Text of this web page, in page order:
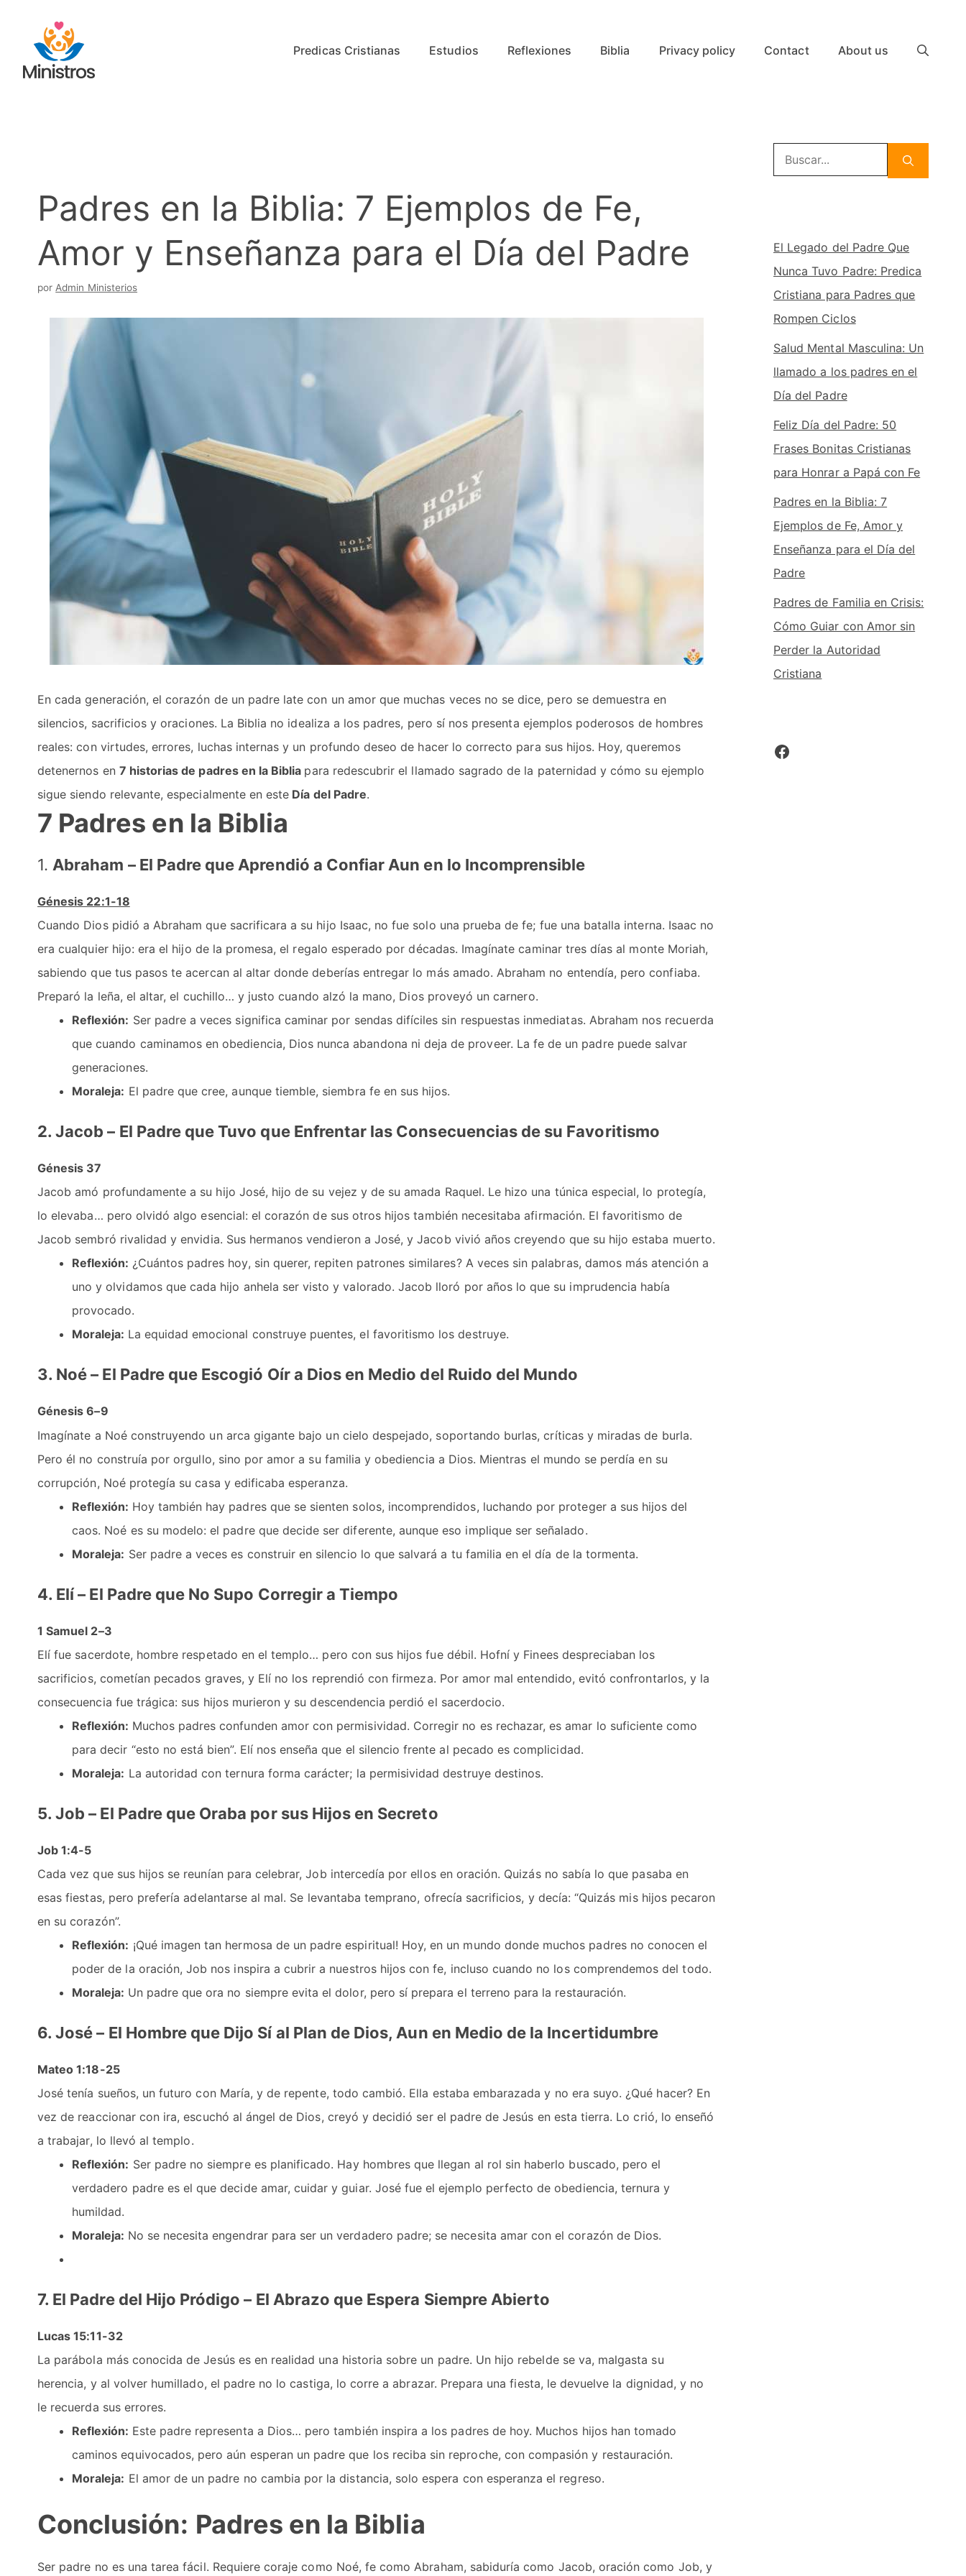
contenido
Predicas Cristianas Estudios Reflexiones Biblia Privacy policy Contact About us
Padres en la Biblia: 7 Ejemplos de Fe,
Amor y Enseñanza para el Día del Padre
por Admin Ministerios
En cada generación, el corazón de un padre late con un amor que muchas veces no se dice, pero se demuestra en
silencios, sacrificios y oraciones. La Biblia no idealiza a los padres, pero sí nos presenta ejemplos poderosos de hombres
reales: con virtudes, errores, luchas internas y un profundo deseo de hacer lo correcto para sus hijos. Hoy, queremos
detenernos en 7 historias de padres en la Biblia para redescubrir el llamado sagrado de la paternidad y cómo su ejemplo
sigue siendo relevante, especialmente en este Día del Padre.
7 Padres en la Biblia
1. Abraham – El Padre que Aprendió a Confiar Aun en lo Incomprensible
Génesis 22:1-18
Cuando Dios pidió a Abraham que sacrificara a su hijo Isaac, no fue solo una prueba de fe; fue una batalla interna. Isaac no
era cualquier hijo: era el hijo de la promesa, el regalo esperado por décadas. Imagínate caminar tres días al monte Moriah,
sabiendo que tus pasos te acercan al altar donde deberías entregar lo más amado. Abraham no entendía, pero confiaba.
Preparó la leña, el altar, el cuchillo… y justo cuando alzó la mano, Dios proveyó un carnero.
Reflexión: Ser padre a veces significa caminar por sendas difíciles sin respuestas inmediatas. Abraham nos recuerda
que cuando caminamos en obediencia, Dios nunca abandona ni deja de proveer. La fe de un padre puede salvar
generaciones.
Moraleja: El padre que cree, aunque tiemble, siembra fe en sus hijos.
2. Jacob – El Padre que Tuvo que Enfrentar las Consecuencias de su Favoritismo
Génesis 37
Jacob amó profundamente a su hijo José, hijo de su vejez y de su amada Raquel. Le hizo una túnica especial, lo protegía,
lo elevaba… pero olvidó algo esencial: el corazón de sus otros hijos también necesitaba afirmación. El favoritismo de
Jacob sembró rivalidad y envidia. Sus hermanos vendieron a José, y Jacob vivió años creyendo que su hijo estaba muerto.
Reflexión: ¿Cuántos padres hoy, sin querer, repiten patrones similares? A veces sin palabras, damos más atención a
uno y olvidamos que cada hijo anhela ser visto y valorado. Jacob lloró por años lo que su imprudencia había
provocado.
Moraleja: La equidad emocional construye puentes, el favoritismo los destruye.
3. Noé – El Padre que Escogió Oír a Dios en Medio del Ruido del Mundo
Génesis 6–9
Imagínate a Noé construyendo un arca gigante bajo un cielo despejado, soportando burlas, críticas y miradas de burla.
Pero él no construía por orgullo, sino por amor a su familia y obediencia a Dios. Mientras el mundo se perdía en su
corrupción, Noé protegía su casa y edificaba esperanza.
Reflexión: Hoy también hay padres que se sienten solos, incomprendidos, luchando por proteger a sus hijos del
caos. Noé es su modelo: el padre que decide ser diferente, aunque eso implique ser señalado.
Moraleja: Ser padre a veces es construir en silencio lo que salvará a tu familia en el día de la tormenta.
4. Elí – El Padre que No Supo Corregir a Tiempo
1 Samuel 2–3
Elí fue sacerdote, hombre respetado en el templo… pero con sus hijos fue débil. Hofní y Finees despreciaban los
sacrificios, cometían pecados graves, y Elí no los reprendió con firmeza. Por amor mal entendido, evitó confrontarlos, y la
consecuencia fue trágica: sus hijos murieron y su descendencia perdió el sacerdocio.
Reflexión: Muchos padres confunden amor con permisividad. Corregir no es rechazar, es amar lo suficiente como
para decir “esto no está bien”. Elí nos enseña que el silencio frente al pecado es complicidad.
Moraleja: La autoridad con ternura forma carácter; la permisividad destruye destinos.
5. Job – El Padre que Oraba por sus Hijos en Secreto
Job 1:4-5
Cada vez que sus hijos se reunían para celebrar, Job intercedía por ellos en oración. Quizás no sabía lo que pasaba en
esas fiestas, pero prefería adelantarse al mal. Se levantaba temprano, ofrecía sacrificios, y decía: “Quizás mis hijos pecaron
en su corazón”.
Reflexión: ¡Qué imagen tan hermosa de un padre espiritual! Hoy, en un mundo donde muchos padres no conocen el
poder de la oración, Job nos inspira a cubrir a nuestros hijos con fe, incluso cuando no los comprendemos del todo.
Moraleja: Un padre que ora no siempre evita el dolor, pero sí prepara el terreno para la restauración.
6. José – El Hombre que Dijo Sí al Plan de Dios, Aun en Medio de la Incertidumbre
Mateo 1:18-25
José tenía sueños, un futuro con María, y de repente, todo cambió. Ella estaba embarazada y no era suyo. ¿Qué hacer? En
vez de reaccionar con ira, escuchó al ángel de Dios, creyó y decidió ser el padre de Jesús en esta tierra. Lo crió, lo enseñó
a trabajar, lo llevó al templo.
Reflexión: Ser padre no siempre es planificado. Hay hombres que llegan al rol sin haberlo buscado, pero el
verdadero padre es el que decide amar, cuidar y guiar. José fue el ejemplo perfecto de obediencia, ternura y
humildad.
Moraleja: No se necesita engendrar para ser un verdadero padre; se necesita amar con el corazón de Dios.
7. El Padre del Hijo Pródigo – El Abrazo que Espera Siempre Abierto
Lucas 15:11-32
La parábola más conocida de Jesús es en realidad una historia sobre un padre. Un hijo rebelde se va, malgasta su
herencia, y al volver humillado, el padre no lo castiga, lo corre a abrazar. Prepara una fiesta, le devuelve la dignidad, y no
le recuerda sus errores.
Reflexión: Este padre representa a Dios… pero también inspira a los padres de hoy. Muchos hijos han tomado
caminos equivocados, pero aún esperan un padre que los reciba sin reproche, con compasión y restauración.
Moraleja: El amor de un padre no cambia por la distancia, solo espera con esperanza el regreso.
Conclusión: Padres en la Biblia
Ser padre no es una tarea fácil. Requiere coraje como Noé, fe como Abraham, sabiduría como Jacob, oración como Job, y
Buscar:
El Legado del Padre Que
Nunca Tuvo Padre: Predica
Cristiana para Padres que
Rompen Ciclos
Salud Mental Masculina: Un
llamado a los padres en el
Día del Padre
Feliz Día del Padre: 50
Frases Bonitas Cristianas
para Honrar a Papá con Fe
Padres en la Biblia: 7
Ejemplos de Fe, Amor y
Enseñanza para el Día del
Padre
Padres de Familia en Crisis:
Cómo Guiar con Amor sin
Perder la Autoridad
Cristiana
Facebook